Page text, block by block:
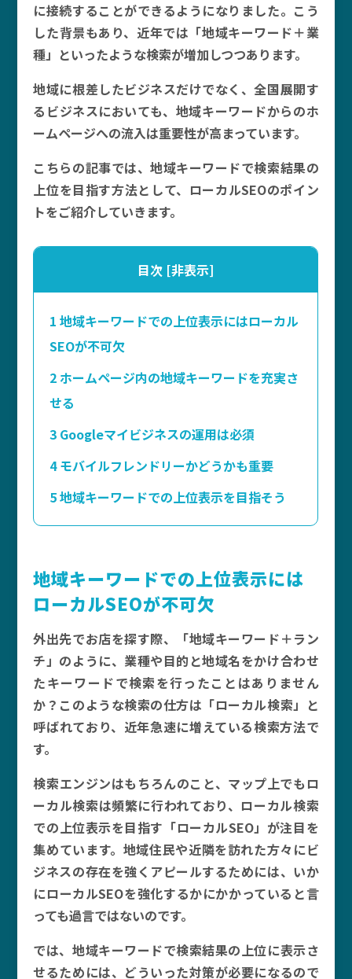
に接続することができるようになりました。こう
した背景もあり、近年では「地域キーワード＋業
種」といったような検索が増加しつつあります。
地域に根差したビジネスだけでなく、全国展開す
るビジネスにおいても、地域キーワードからのホ
ームページへの流入は重要性が高まっています。
こちらの記事では、地域キーワードで検索結果の
上位を目指す方法として、ローカルSEOのポイン
トをご紹介していきます。
目次 [非表示]
1 地域キーワードでの上位表示にはローカル
SEOが不可欠
2ホームページ内の地域キーワードを充実さ
せる
3 Googleマイビジネスの運用は必須
4モバイルフレンドリーかどうかも重要
5地域キーワードでの上位表示を目指そう
地域キーワードでの上位表示には
ローカルSEOが不可欠
外出先でお店を探す際、「地域キーワード＋ラン
チ」のように、業種や目的と地域名をかけ合わせ
たキーワードで検索を行ったことはありません
か？このような検索の仕方は「ローカル検索」と
呼ばれており、近年急速に増えている検索方法で
す。
検索エンジンはもちろんのこと、マップ上でもロ
ーカル検索は頻繁に行われており、ローカル検索
での上位表示を目指す「ローカルSEO」が注目を
集めています。地域住民や近隣を訪れた方々にビ
ジネスの存在を強くアピールするためには、いか
にローカルSEOを強化するかにかかっていると言
っても過言ではないのです。
では、地域キーワードで検索結果の上位に表示さ
せるためには、どういった対策が必要になるので